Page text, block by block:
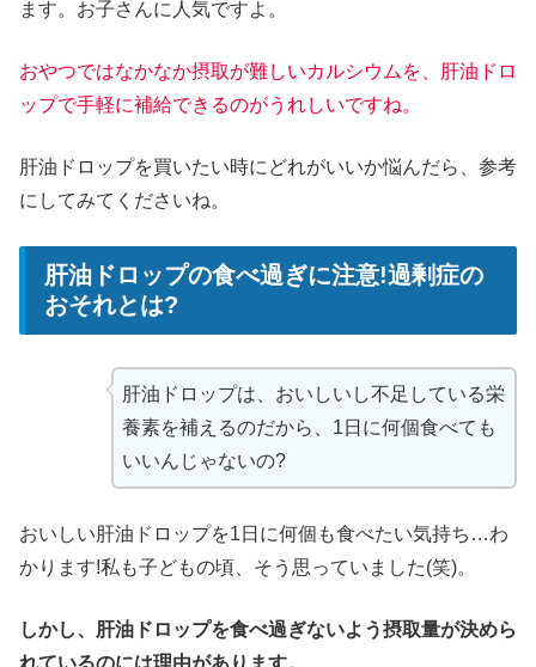
ます。お子さんに人気ですよ。
おやつではなかなか摂取が難しいカルシウムを、肝油ドロ
ップで手軽に補給できるのがうれしいですね。
肝油ドロップを買いたい時にどれがいいか悩んだら、参考
にしてみてくださいね。
肝油ドロップの食べ過ぎに注意!過剰症の
おそれとは?
肝油ドロップは、おいしいし不足している栄
養素を補えるのだから、1日に何個食べても
いいんじゃないの?
おいしい肝油ドロップを1日に何個も食べたい気持ち…わ
かります!私も子どもの頃、そう思っていました(笑)。
しかし、肝油ドロップを食べ過ぎないよう摂取量が決めら
れているのには理由があります。